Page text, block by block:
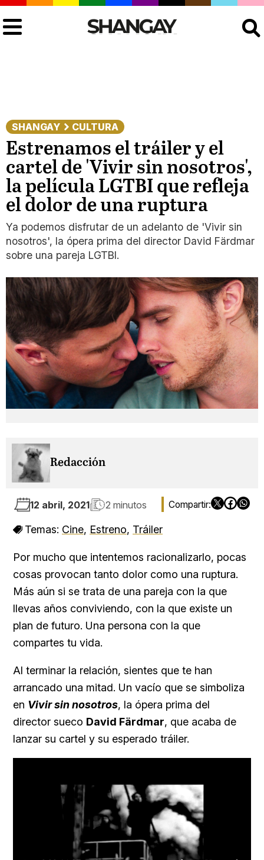
SHANGAY CULTURA
Estrenamos el tráiler y el
cartel de 'Vivir sin nosotros',
la película LGTBI que refleja
el dolor de una ruptura
Ya podemos disfrutar de un adelanto de 'Vivir sin
nosotros', la ópera prima del director David Färdmar
sobre una pareja LGTBI.
Redacción
12 abril, 2021 2 minutos
Temas: Cine, Estreno, Tráiler
Por mucho que intentemos racionalizarlo, pocas
cosas provocan tanto dolor como una ruptura.
Más aún si se trata de una pareja con la que
llevas años conviviendo, con la que existe un
plan de futuro. Una persona con la que
compartes tu vida.
Al terminar la relación, sientes que te han
arrancado una mitad. Un vacío que se simboliza
en Vivir sin nosotros, la ópera prima del
director sueco David Färdmar, que acaba de
lanzar su cartel y su esperado tráiler.